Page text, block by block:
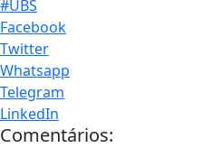
#UBS
Facebook
Twitter
Whatsapp
Telegram
LinkedIn
Comentários: